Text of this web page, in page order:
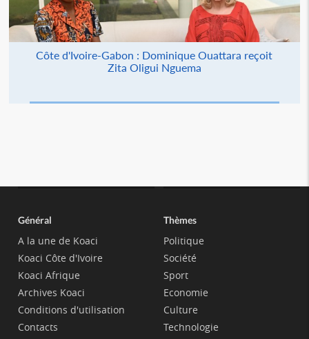
Côte d'Ivoire-Gabon : Dominique Ouattara reçoit
Zita Oligui Nguema
Général
A la une de Koaci
Koaci Côte d'Ivoire
Koaci Afrique
Archives Koaci
Conditions d'utilisation
Contacts
Thèmes
Politique
Société
Sport
Economie
Culture
Technologie